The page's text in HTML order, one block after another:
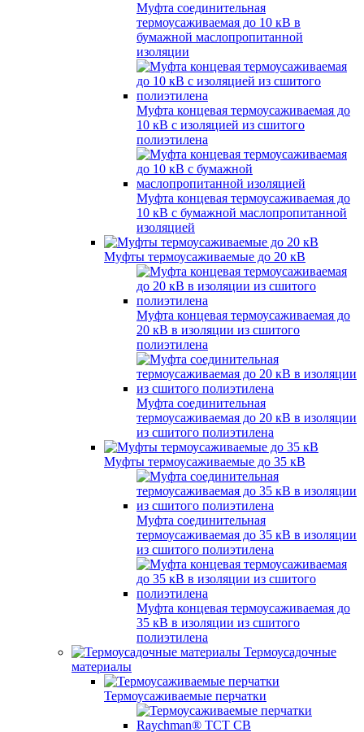
Муфта соединительная
термоусаживаемая до 10 кВ в
бумажной маслопропитанной
изоляции
Муфта концевая термоусаживаемая до
10 кВ с изоляцией из сшитого
полиэтилена
Муфта концевая термоусаживаемая до
10 кВ с бумажной маслопропитанной
изоляцией
Муфты термоусаживаемые до 20 кВ
Муфта концевая термоусаживаемая до
20 кВ в изоляции из сшитого
полиэтилена
Муфта соединительная
термоусаживаемая до 20 кВ в изоляции
из сшитого полиэтилена
Муфты термоусаживаемые до 35 кВ
Муфта соединительная
термоусаживаемая до 35 кВ в изоляции
из сшитого полиэтилена
Муфта концевая термоусаживаемая до
35 кВ в изоляции из сшитого
полиэтилена
Термоусадочные
материалы
Термоусаживаемые перчатки